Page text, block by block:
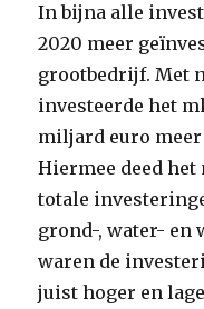
In bijna alle
2020 meer
grootbedrijf. Met
investeerde het
miljard euro
Hiermee deed
totale
grond-, water- en
waren de
juist hoger en